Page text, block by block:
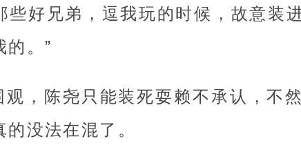
些好兄弟，逗我玩的时候，故意装
的。”
观，陈尧只能装死耍赖不承认，不
没法在混了。